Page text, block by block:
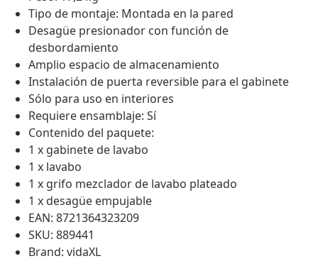
Tipo de montaje: Montada en la pared
Desagüe presionador con función de
desbordamiento
Amplio espacio de almacenamiento
Instalación de puerta reversible para el gabinete
Sólo para uso en interiores
Requiere ensamblaje: Sí
Contenido del paquete:
1 x gabinete de lavabo
1 x lavabo
1 x grifo mezclador de lavabo plateado
1 x desagüe empujable
EAN: 8721364323209
SKU: 889441
Brand: vidaXL